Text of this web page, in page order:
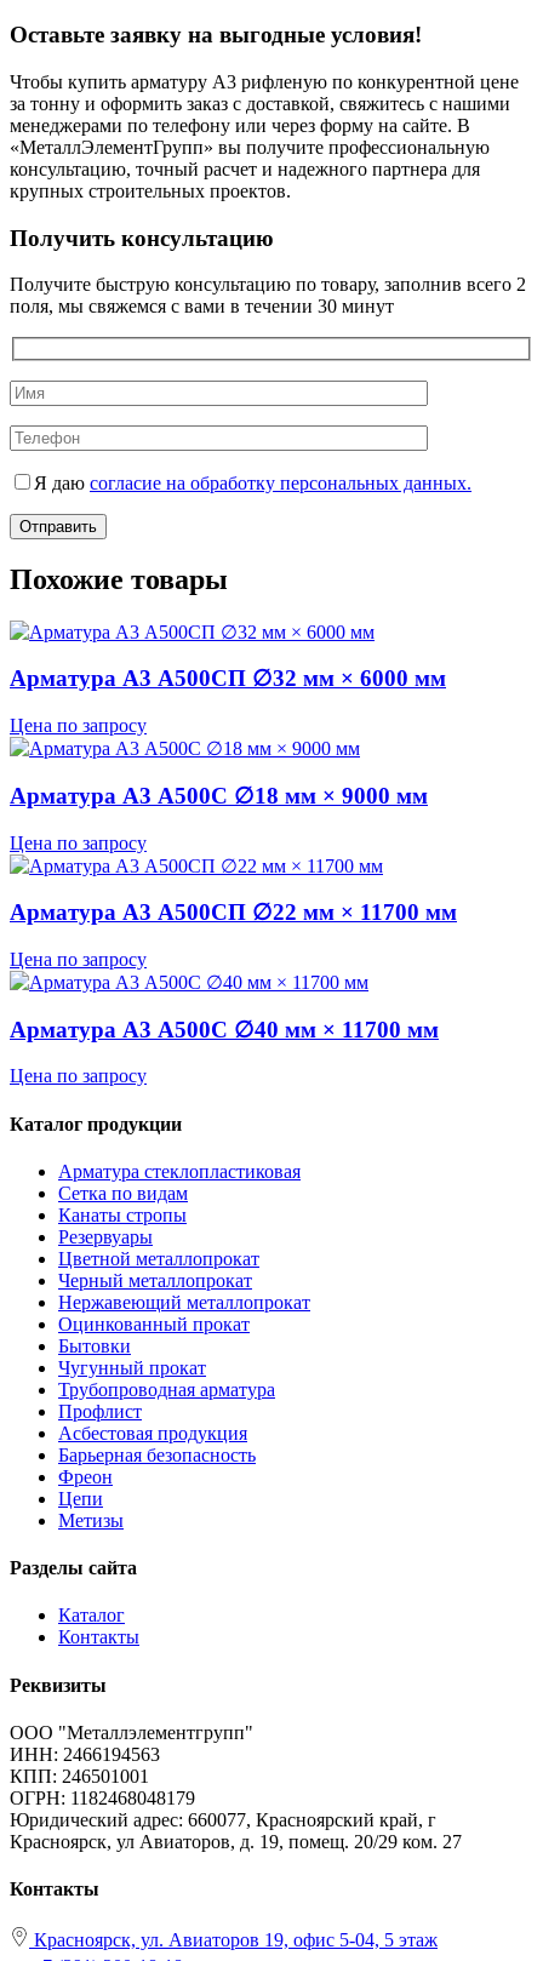
Оставьте заявку на выгодные условия!
Чтобы купить арматуру А3 рифленую по конкурентной цене
за тонну и оформить заказ с доставкой, свяжитесь с нашими
менеджерами по телефону или через форму на сайте. В
«МеталлЭлементГрупп» вы получите профессиональную
консультацию, точный расчет и надежного партнера для
крупных строительных проектов.
Получить консультацию
Получите быструю консультацию по товару, заполнив всего 2
поля, мы свяжемся с вами в течении 30 минут
Я даю согласие на обработку персональных данных.
Похожие товары
Арматура А3 А500СП ∅32 мм × 6000 мм
Цена по запросу
Арматура А3 А500С ∅18 мм × 9000 мм
Цена по запросу
Арматура А3 А500СП ∅22 мм × 11700 мм
Цена по запросу
Арматура А3 А500С ∅40 мм × 11700 мм
Цена по запросу
Каталог продукции
Арматура стеклопластиковая
Сетка по видам
Канаты стропы
Резервуары
Цветной металлопрокат
Черный металлопрокат
Нержавеющий металлопрокат
Оцинкованный прокат
Бытовки
Чугунный прокат
Трубопроводная арматура
Профлист
Асбестовая продукция
Барьерная безопасность
Фреон
Цепи
Метизы
Разделы сайта
Каталог
Контакты
Реквизиты
ООО "Металлэлементгрупп"
ИНН: 2466194563
КПП: 246501001
ОГРН: 1182468048179
Юридический адрес: 660077, Красноярский край, г
Красноярск, ул Авиаторов, д. 19, помещ. 20/29 ком. 27
Контакты
Красноярск, ул. Авиаторов 19, офис 5-04, 5 этаж